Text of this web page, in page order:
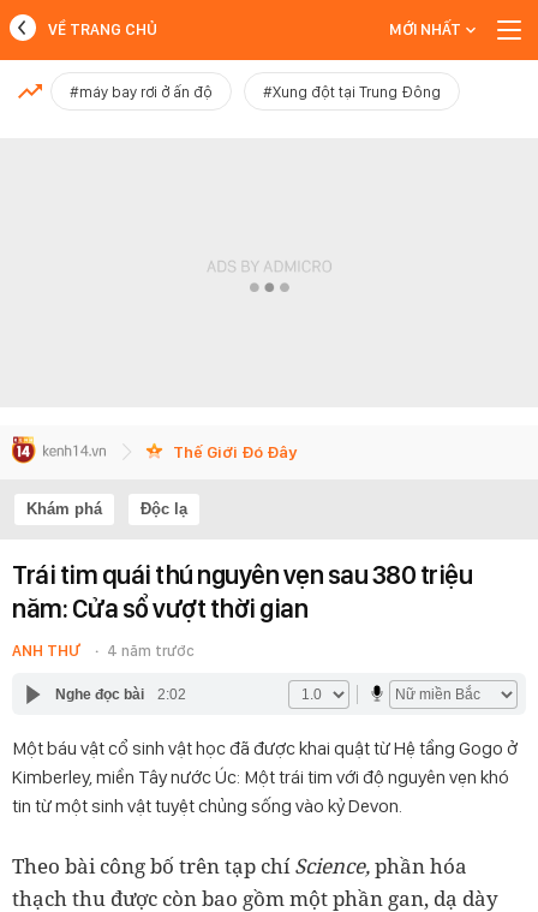
MỚI NHẤT
VỀ TRANG CHỦ MỚI NHẤT
#máy bay rơi ở ấn độ #Xung đột tại Trung Đông
Thế Giới Đó Đây
Khám phá Độc lạ
Trái tim quái thú nguyên vẹn sau 380 triệu
năm: Cửa sổ vượt thời gian
ANH THƯ 4 năm trước
Nghe đọc bài 2:02
Một báu vật cổ sinh vật học đã được khai quật từ Hệ tầng Gogo ở
Kimberley, miền Tây nước Úc: Một trái tim với độ nguyên vẹn khó
tin từ một sinh vật tuyệt chủng sống vào kỷ Devon.
Theo bài công bố trên tạp chíScience,phần hóa
thạch thu được còn bao gồm một phần gan, dạ dày